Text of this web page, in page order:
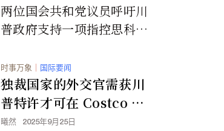
两位国会共和党议员呼吁川
普政府支持一项指控思科公
学员的诉讼，并要求美国最
高法院允许案件进入审理程
序。
时事万象 ｜ 国际要闻
独裁国家的外交官需获川
普特许才可在 Costco 购
物
曦然 2025年9月25日